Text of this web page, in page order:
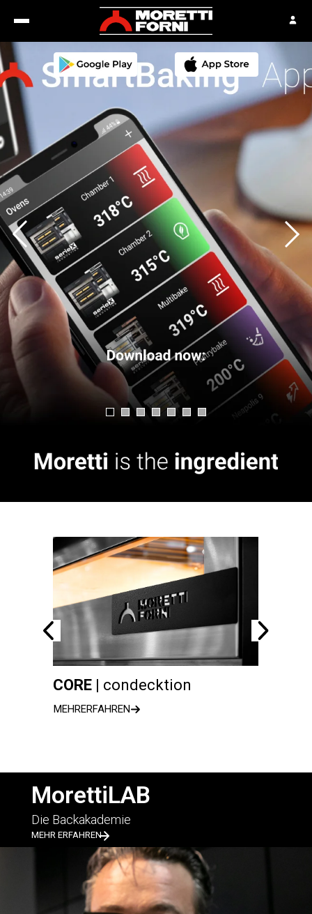
CORE | condecktion
MEHRERFAHREN
MorettiLAB
Die Backakademie
MEHR ERFAHREN